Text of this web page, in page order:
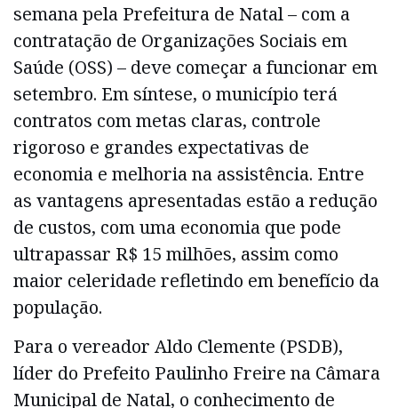
semana pela Prefeitura de Natal – com a
contratação de Organizações Sociais em
Saúde (OSS) – deve começar a funcionar em
setembro. Em síntese, o município terá
contratos com metas claras, controle
rigoroso e grandes expectativas de
economia e melhoria na assistência. Entre
as vantagens apresentadas estão a redução
de custos, com uma economia que pode
ultrapassar R$ 15 milhões, assim como
maior celeridade refletindo em benefício da
população.
Para o vereador Aldo Clemente (PSDB),
líder do Prefeito Paulinho Freire na Câmara
Municipal de Natal, o conhecimento de